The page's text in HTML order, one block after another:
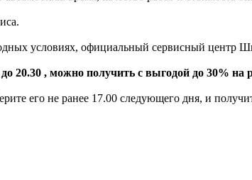
условиях, официальный сервисный центр
20.30 , можно получить с выгодой до 30%
его не ранее 17.00 следующего дня, и